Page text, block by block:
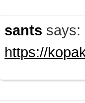
sants says:
https://